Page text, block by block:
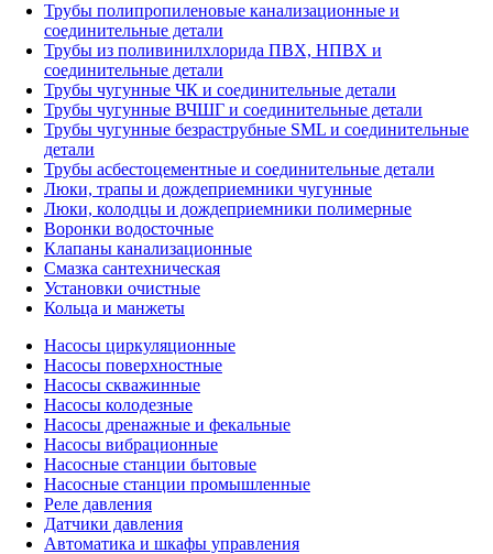
Трубы полипропиленовые канализационные и
соединительные детали
Трубы из поливинилхлорида ПВХ, НПВХ и
соединительные детали
Трубы чугунные ЧК и соединительные детали
Трубы чугунные ВЧШГ и соединительные детали
Трубы чугунные безраструбные SML и соединительные
детали
Трубы асбестоцементные и соединительные детали
Люки, трапы и дождеприемники чугунные
Люки, колодцы и дождеприемники полимерные
Воронки водосточные
Клапаны канализационные
Смазка сантехническая
Установки очистные
Кольца и манжеты
Насосы циркуляционные
Насосы поверхностные
Насосы скважинные
Насосы колодезные
Насосы дренажные и фекальные
Насосы вибрационные
Насосные станции бытовые
Насосные станции промышленные
Реле давления
Датчики давления
Автоматика и шкафы управления